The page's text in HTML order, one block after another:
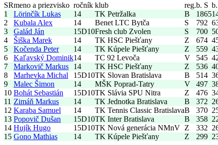
SRmeno a priezvisko ročník klub reg.b. S
1
Lörinčík Lukas 14 TK Petržalka B 1865
2
Kubala Alex 14 Benet LTC Bytča S 792
3
Galád Ján 15D10Fresh club Zvolen S 700
4
Šiška Marek 14 TK HSC Piešťany Z 674
5
Kočenda Peter 14 TK Kúpele Piešťany Z 559
6
Kaľavský Dominik14 TC 92 Levoča V 545
7
Markovič Markus 14 TK HSC Piešťany Z 536
8
Marhevka Michal 15D10TK Slovan Bratislava B 514
9
Malec Šimon 14 MŠK Poprad-Tatry V 497
10 Bohát Sebastián 15D10TK Slávia SPU Nitra Z 476
11 Zimáň Markus 14 TK Jednotka Bratislava B 372
12 Karaba Samuel 14 TK Tennis Classic BratislavaB 370
13 Popovič Dušan 15D10TK Inter Bratislava B 358
14 Hujík Hugo 15D10TK Nová generácia NMnV Z 332
15 Gono Mathias 14 TK Kúpele Piešťany Z 299